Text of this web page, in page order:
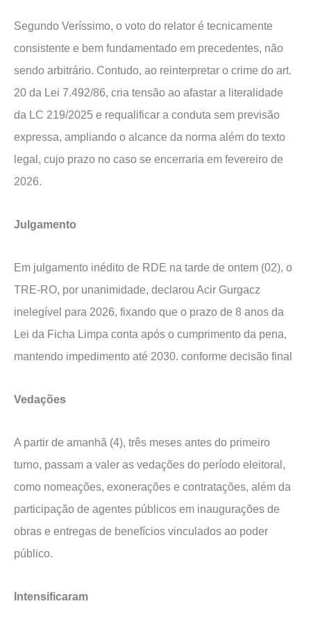
Segundo Veríssimo, o voto do relator é tecnicamente
consistente e bem fundamentado em precedentes, não
sendo arbitrário. Contudo, ao reinterpretar o crime do art.
20 da Lei 7.492/86, cria tensão ao afastar a literalidade
da LC 219/2025 e requalificar a conduta sem previsão
expressa, ampliando o alcance da norma além do texto
legal, cujo prazo no caso se encerraria em fevereiro de
2026.
Julgamento
Em julgamento inédito de RDE na tarde de ontem (02), o
TRE-RO, por unanimidade, declarou Acir Gurgacz
inelegível para 2026, fixando que o prazo de 8 anos da
Lei da Ficha Limpa conta após o cumprimento da pena,
mantendo impedimento até 2030. conforme decisão final
Vedações
A partir de amanhã (4), três meses antes do primeiro
turno, passam a valer as vedações do período eleitoral,
como nomeações, exonerações e contratações, além da
participação de agentes públicos em inaugurações de
obras e entregas de benefícios vinculados ao poder
público.
Intensificaram